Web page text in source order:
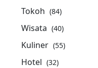
Tokoh (84)
Wisata (40)
Kuliner (55)
Hotel (32)